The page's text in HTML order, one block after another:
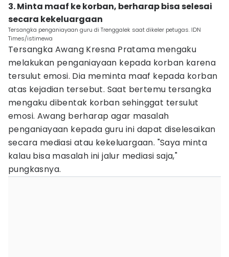
3. Minta maaf ke korban, berharap bisa selesai
secara kekeluargaan
Tersangka penganiayaan guru di Trenggalek saat dikeler petugas. IDN
Times/istimewa
Tersangka Awang Kresna Pratama mengaku
melakukan penganiayaan kepada korban karena
tersulut emosi. Dia meminta maaf kepada korban
atas kejadian tersebut. Saat bertemu tersangka
mengaku dibentak korban sehinggat tersulut
emosi. Awang berharap agar masalah
penganiayaan kepada guru ini dapat diselesaikan
secara mediasi atau kekeluargaan. "Saya minta
kalau bisa masalah ini jalur mediasi saja,"
pungkasnya.